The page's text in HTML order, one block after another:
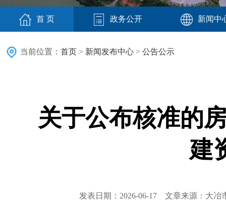
首 页 政务公开 新闻中
当前位置： 首页 > 新闻发布中心 > 公告公示
关于公布核准的
建
发表日期：2026-06-17 文章来源：大冶